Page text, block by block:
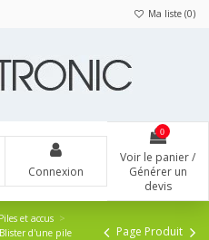
Ma liste (0)
Connexion
0
Voir le panier /
Générer un
devis
Piles et accus
Blister d'une pile
Page Produit